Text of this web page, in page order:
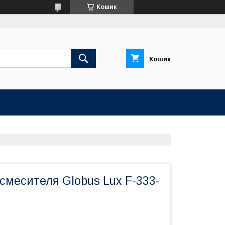
Кошик
Кошик
Globus Lux F-333-